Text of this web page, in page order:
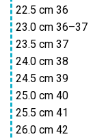
22.5 cm 36
23.0 cm 36–37
23.5 cm 37
24.0 cm 38
24.5 cm 39
25.0 cm 40
25.5 cm 41
26.0 cm 42